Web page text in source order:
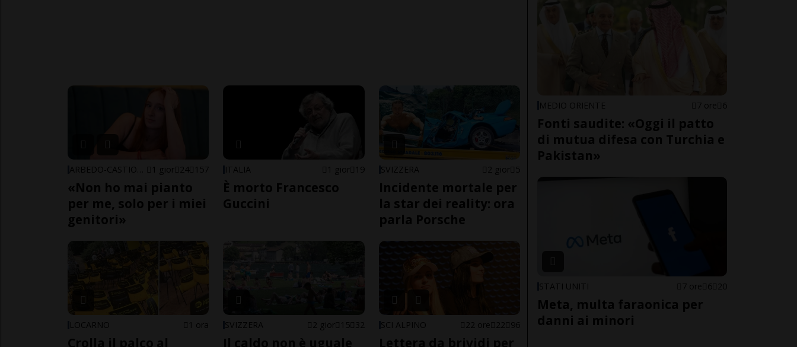
1 gior 24 157
«Non ho mai pianto
per me, solo per i miei
genitori»
ITALIA 1 gior 19
È morto Francesco
Guccini
SVIZZERA 2 gior 5
Incidente mortale per
la star dei reality: ora
parla Porsche
LOCARNO 1 ora
Crolla il palco al
SVIZZERA 2 gior 15 32
Il caldo non è uguale
SCI ALPINO 22 ore 22 96
Lettera da brividi per
MEDIO ORIENTE 7 ore 6
Fonti saudite: «Oggi il patto
di mutua difesa con Turchia e
Pakistan»
STATI UNITI 7 ore 6 20
Meta, multa faraonica per
danni ai minori